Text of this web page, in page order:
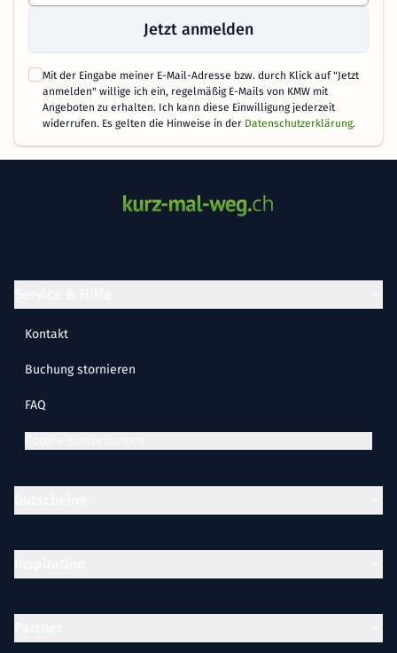
Jetzt anmelden
Mit der Eingabe meiner E-Mail-Adresse bzw. durch Klick auf "Jetzt
anmelden" willige ich ein, regelmäßig E-Mails von KMW mit
Angeboten zu erhalten. Ich kann diese Einwilligung jederzeit
widerrufen. Es gelten die Hinweise in der Datenschutzerklärung.
Kontakt
Buchung stornieren
FAQ